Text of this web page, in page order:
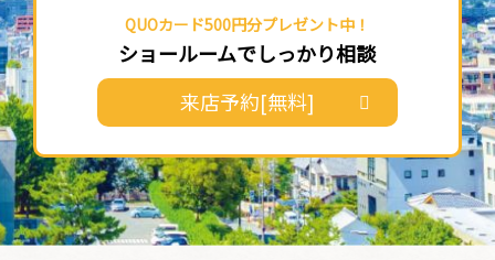
QUOカード500円分プレゼント中！
ショールームでしっかり相談
来店予約[無料]